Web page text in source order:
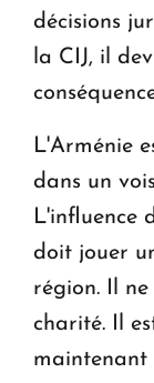
décisions
la CIJ, il
L'Arménie
dans un
L'influence
doit jouer
région. Il
charité. Il
maintenant